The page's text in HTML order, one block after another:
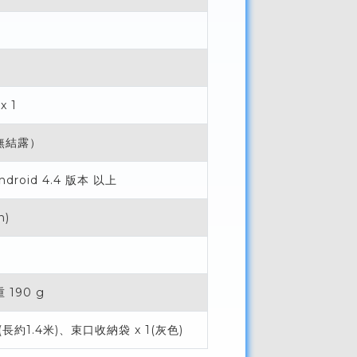
1
露）
4.4 版本 以上
190 g
約1.4米)、束口收納袋 x 1(灰色)